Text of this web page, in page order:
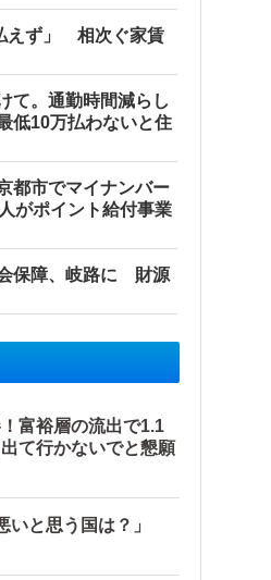
えず」 相次ぐ家賃
て。通勤時間減らし
低10万払わないと住
都市でマイナンバー
がポイント給付事業
保障、岐路に 財源
富裕層の流出で1.1
て行かないでと懇願
いと思う国は？」